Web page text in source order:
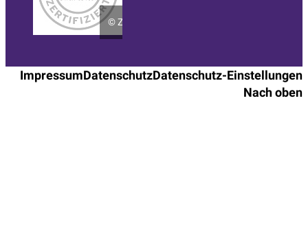
©ZertSozial
ImpressumDatenschutzDatenschutz-Einstellungen
Nach oben